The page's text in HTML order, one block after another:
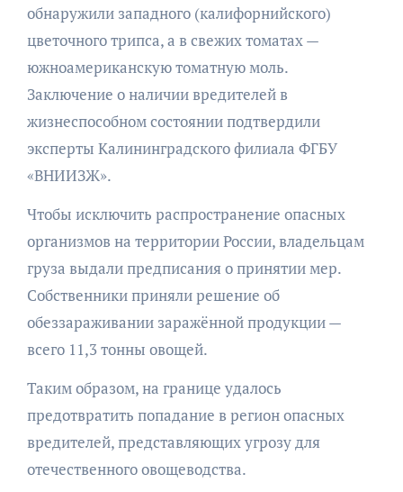
обнаружили западного (калифорнийского)
цветочного трипса, а в свежих томатах —
южноамериканскую томатную моль.
Заключение о наличии вредителей в
жизнеспособном состоянии подтвердили
эксперты Калининградского филиала ФГБУ
«ВНИИЗЖ».
Чтобы исключить распространение опасных
организмов на территории России, владельцам
груза выдали предписания о принятии мер.
Собственники приняли решение об
обеззараживании заражённой продукции —
всего 11,3 тонны овощей.
Таким образом, на границе удалось
предотвратить попадание в регион опасных
вредителей, представляющих угрозу для
отечественного овощеводства.